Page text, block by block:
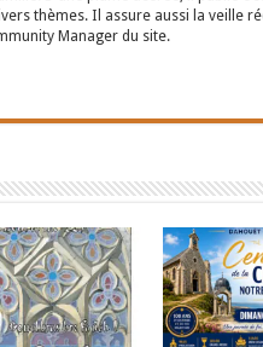
thèmes. Il assure aussi la veille
Manager du site.